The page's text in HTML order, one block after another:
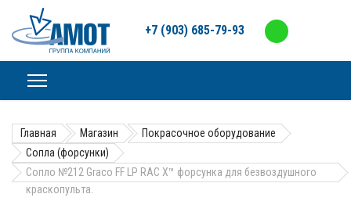
+7 (903) 685-79-93
Главная Магазин
Покрасочное оборудование
Сопла (форсунки)
Сопло №212 Graco FF LP RAC X™ форсунка для безвоздушного
краскопульта.